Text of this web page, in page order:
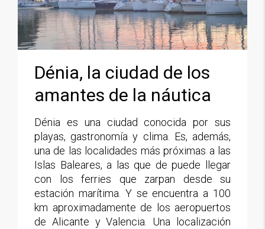
Dénia, la ciudad de los
amantes de la náutica
Dénia es una ciudad conocida por sus
playas, gastronomía y clima. Es, además,
una de las localidades más próximas a las
Islas Baleares, a las que de puede llegar
con los ferries que zarpan desde su
estación marítima. Y se encuentra a 100
km aproximadamente de los aeropuertos
de Alicante y Valencia. Una localización